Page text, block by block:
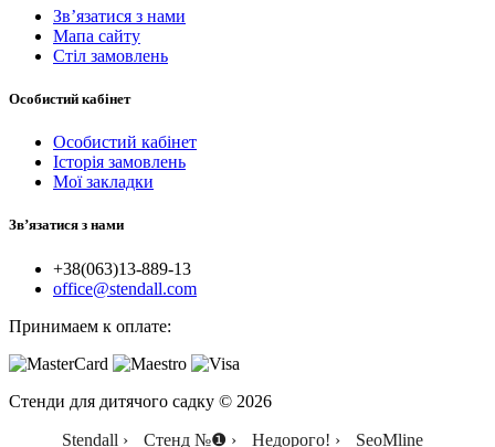
Зв’язатися з нами
Мапа сайту
Стіл замовлень
Особистий кабінет
Особистий кабінет
Історія замовлень
Мої закладки
Зв’язатися з нами
+38(063)13-889-13
office@stendall.com
Принимаем к оплате:
Стенди для дитячого садку © 2026
Stendall › Стенд №❶ › Недорого! › SeoMline